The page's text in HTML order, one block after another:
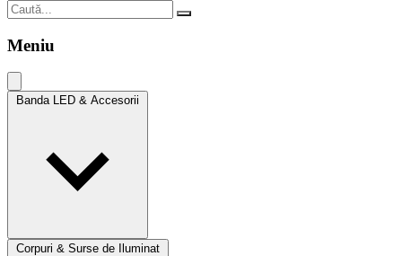
Meniu
Banda LED & Accesorii
Corpuri & Surse de Iluminat